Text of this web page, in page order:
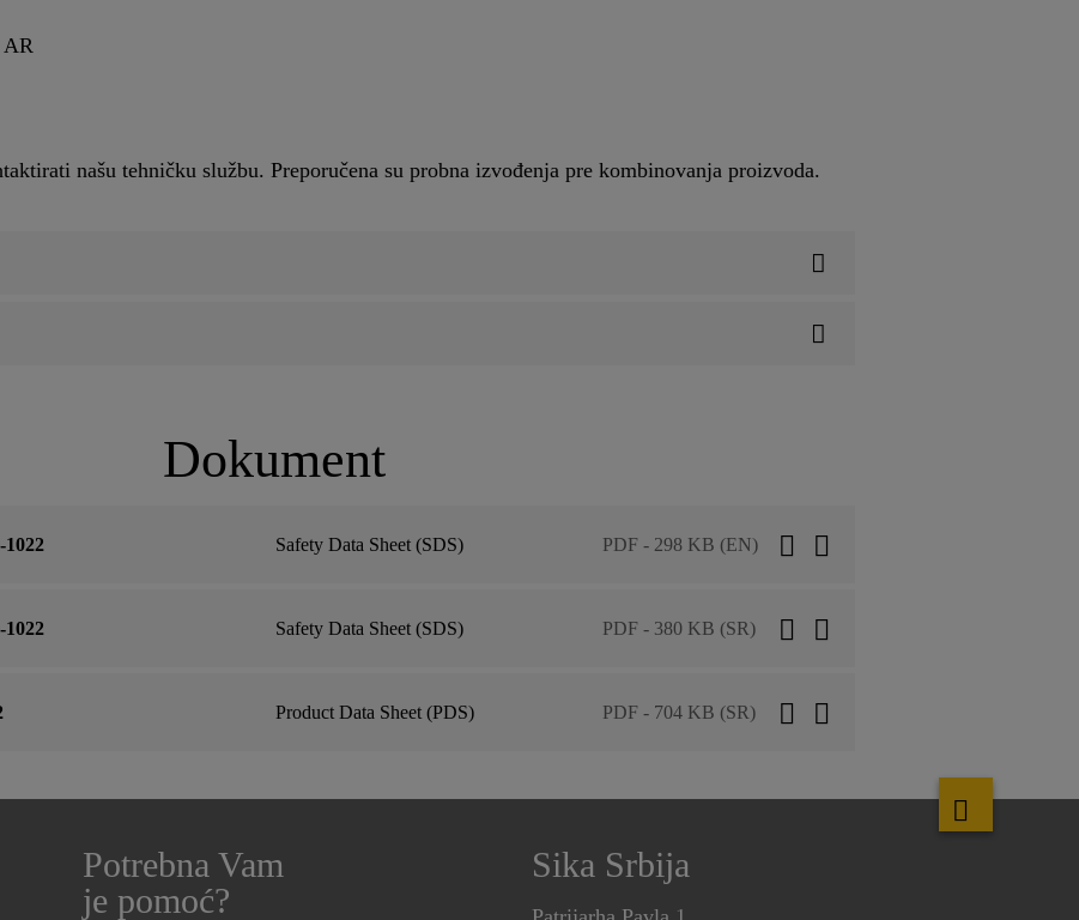
našu tehničku službu. Preporučena su probna izvođenja pre kombinovanja proizvoda.
Dokument
Safety Data Sheet (SDS) PDF - 298 KB (EN)
Safety Data Sheet (SDS) PDF - 380 KB (SR)
Product Data Sheet (PDS) PDF - 704 KB (SR)
Potrebna Vam
je pomoć?
Sika Srbija